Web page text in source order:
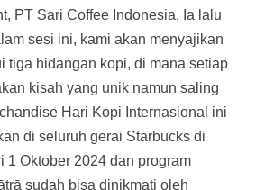
PT Sari Coffee Indonesia. Ia lalu
sesi ini, kami akan menyajikan
tiga hidangan kopi, di mana setiap
kisah yang unik namun saling
Hari Kopi Internasional ini
di seluruh gerai Starbucks di
1 Oktober 2024 dan program
sudah bisa dinikmati oleh